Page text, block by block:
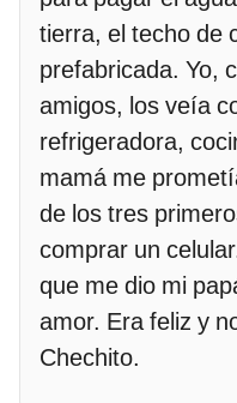
tierra, el techo de
prefabricada. Yo,
amigos, los veía
refrigeradora,
mamá me
de los tres
comprar un
que me dio mi
amor. Era feliz y
Chechito.